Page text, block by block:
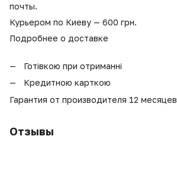
почты.
Курьером по Киеву — 600 грн.
Подробнее о доставке
Готівкою при отриманні
Кредитною карткою
Гарантия от производителя 12 месяцев
Отзывы